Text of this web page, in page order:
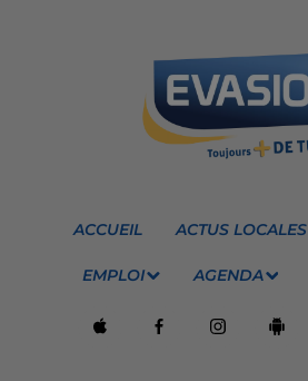
ACCUEIL ACTUS LOCALES
EMPLOI AGENDA